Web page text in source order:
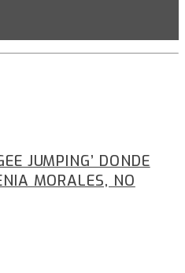
JUMPING’ DONDE
MORALES, NO